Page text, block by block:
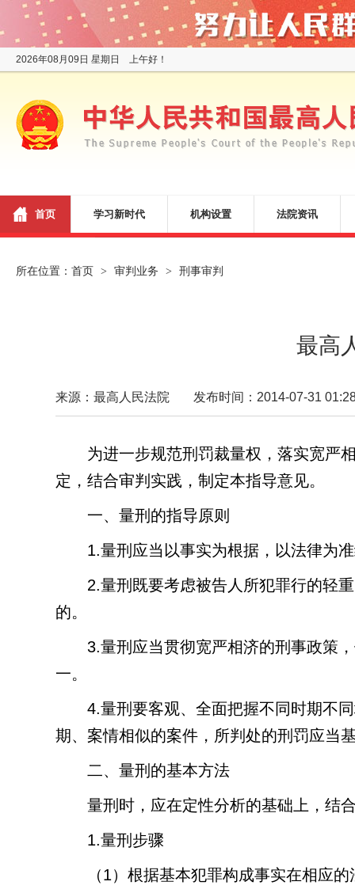
2026年08月09日 星期日 上午好！
首页 学习新时代 机构设置 法院资讯
所在位置： 首页 > 审判业务 > 刑事审判
最高
来源：最高人民法院 发布时间：2014-07-31
为进一步规范刑罚裁量权，落实宽严
定，结合审判实践，制定本指导意见。
一、量刑的指导原则
1.量刑应当以事实为根据，以法律为
2.量刑既要考虑被告人所犯罪行的轻
的。
3.量刑应当贯彻宽严相济的刑事政策
一。
4.量刑要客观、全面把握不同时期不
期、案情相似的案件，所判处的刑罚应当
二、量刑的基本方法
量刑时，应在定性分析的基础上，结
1.量刑步骤
（1）根据基本犯罪构成事实在相应